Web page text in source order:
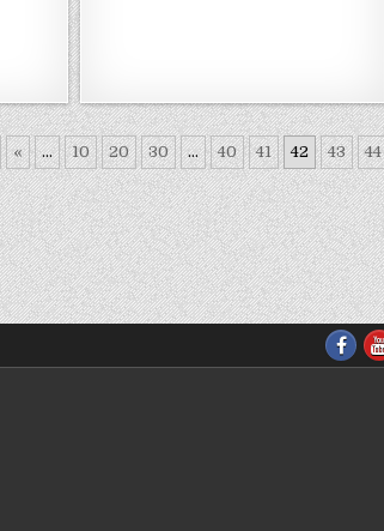
« ... 10 20 30 ... 40 41 42 43 44